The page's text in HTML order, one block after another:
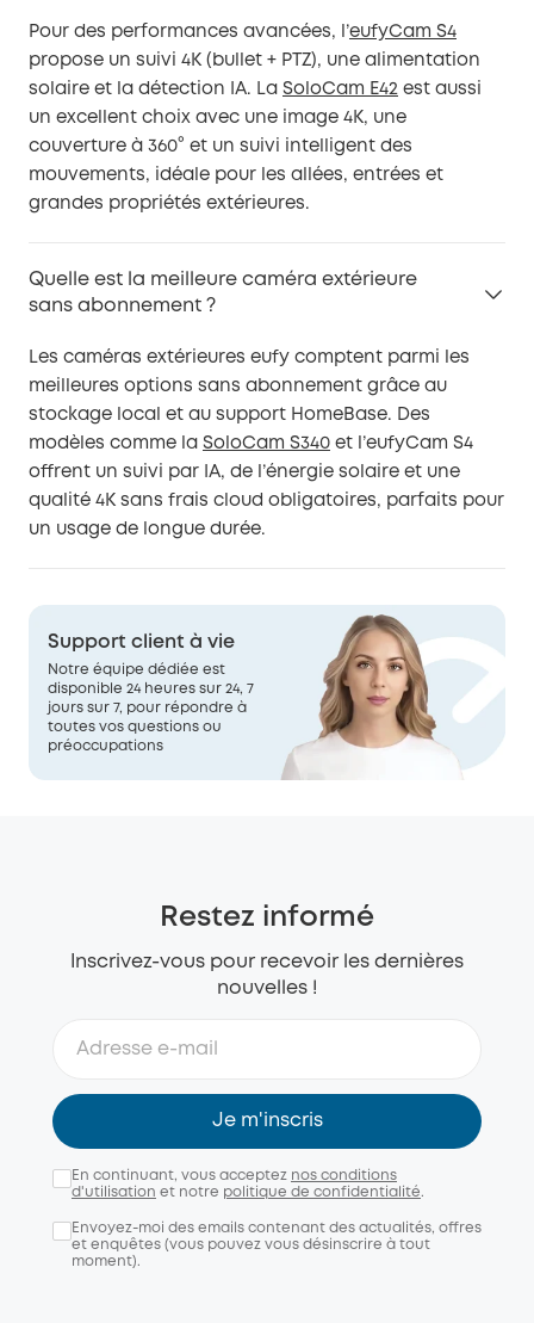
Pour des performances avancées, l’eufyCam S4
propose un suivi 4K (bullet + PTZ), une alimentation
solaire et la détection IA. La SoloCam E42 est aussi
un excellent choix avec une image 4K, une
couverture à 360° et un suivi intelligent des
mouvements, idéale pour les allées, entrées et
grandes propriétés extérieures.
Quelle est la meilleure caméra extérieure
sans abonnement ?
Les caméras extérieures eufy comptent parmi les
meilleures options sans abonnement grâce au
stockage local et au support HomeBase. Des
modèles comme la SoloCam S340 et l’eufyCam S4
offrent un suivi par IA, de l’énergie solaire et une
qualité 4K sans frais cloud obligatoires, parfaits pour
un usage de longue durée.
Support client à vie
Notre équipe dédiée est
disponible 24 heures sur 24, 7
jours sur 7, pour répondre à
toutes vos questions ou
préoccupations
Restez informé
Inscrivez-vous pour recevoir les dernières
nouvelles !
Je m'inscris
En continuant, vous acceptez nos conditions
d'utilisation et notre politique de confidentialité.
Envoyez-moi des emails contenant des actualités, offres
et enquêtes (vous pouvez vous désinscrire à tout
moment).